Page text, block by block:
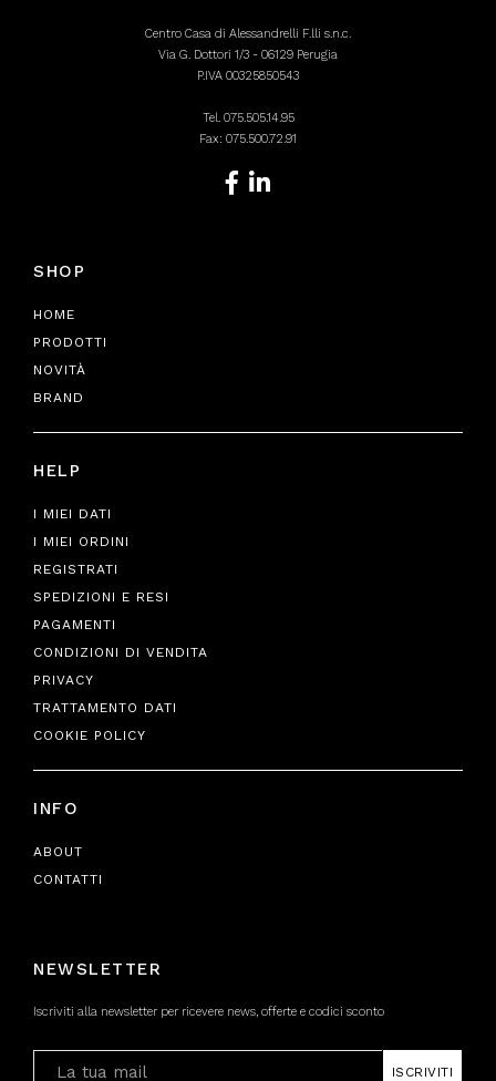
Centro Casa di Alessandrelli F.lli s.n.c.
Via G. Dottori 1/3 - 06129 Perugia
P.IVA 00325850543
Tel. 075.505.14.95
Fax: 075.500.72.91
SHOP
HOME
PRODOTTI
NOVITÀ
BRAND
HELP
I MIEI DATI
I MIEI ORDINI
REGISTRATI
SPEDIZIONI E RESI
PAGAMENTI
CONDIZIONI DI VENDITA
PRIVACY
TRATTAMENTO DATI
COOKIE POLICY
INFO
ABOUT
CONTATTI
NEWSLETTER
Iscriviti alla newsletter per ricevere news, offerte e codici sconto
ISCRIVITI